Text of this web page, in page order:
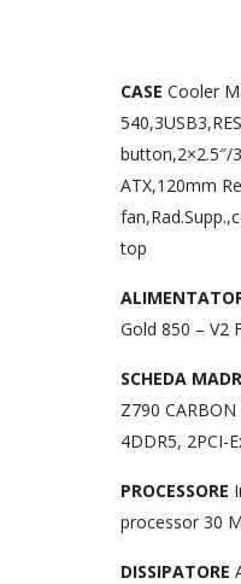
CASE Cooler
button,2×2.5″/
ATX,120mm
top
Gold 850 – V2
SCHEDA
Z790
4DDR5, 2PCI-
PROCESSORE
processor 30
DISSIPATORE